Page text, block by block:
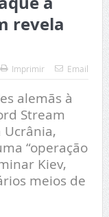
revela
Imprimir Email
alemãs à
Stream
Ucrânia,
“operação
Kiev,
meios de